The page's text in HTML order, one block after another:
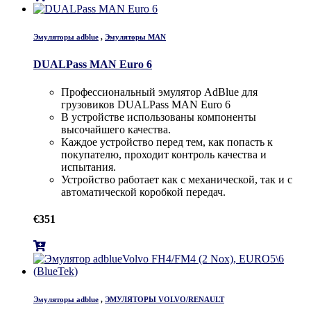
Эмуляторы adblue , Эмуляторы MAN
DUALPass MAN Euro 6
Профессиональный эмулятор AdBlue для
грузовиков DUALPass MAN Euro 6
В устройстве использованы компоненты
высочайшего качества.
Каждое устройство перед тем, как попасть к
покупателю, проходит контроль качества и
испытания.
Устройство работает как с механической, так и с
автоматической коробкой передач.
€351
Эмуляторы adblue , ЭМУЛЯТОРЫ VOLVO/RENAULT